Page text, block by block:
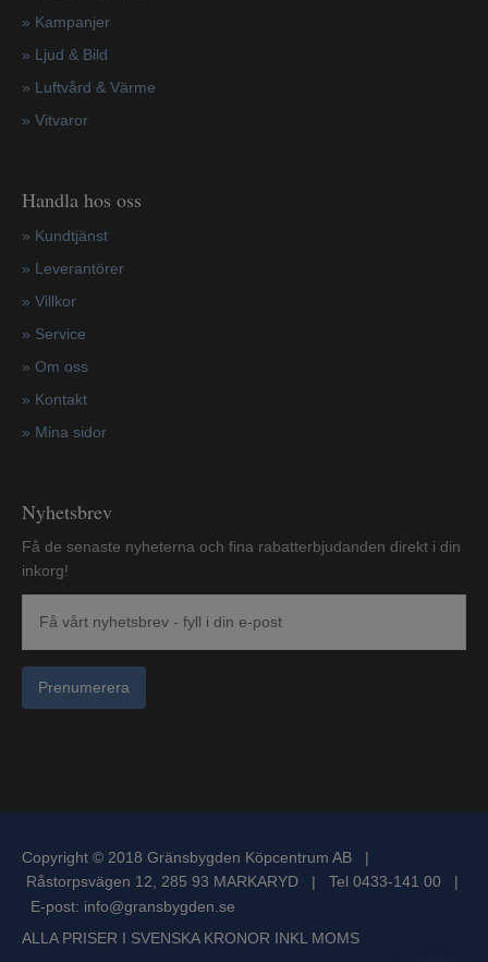
» Kampanjer
» Ljud & Bild
» Luftvård & Värme
» Vitvaror
Handla hos oss
» Kundtjänst
» Leverantörer
» Villkor
» Service
» Om oss
» Kontakt
» Mina sidor
Nyhetsbrev
Få de senaste nyheterna och fina rabatterbjudanden direkt i din
inkorg!
Prenumerera
Copyright © 2018 Gränsbygden Köpcentrum AB |
Råstorpsvägen 12, 285 93 MARKARYD | Tel 0433-141 00 |
E-post: info@gransbygden.se
ALLA PRISER I SVENSKA KRONOR INKL MOMS